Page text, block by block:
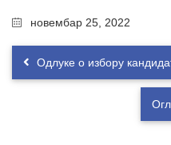
новембар 25, 2022
Одлуке о избору